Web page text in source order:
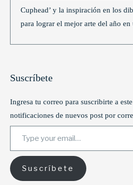
Cuphead’ y la inspiración en los
para lograr el mejor arte del año
Suscríbete
Ingresa tu correo para suscribirte a
notificaciones de nuevos post por
Type your email…
Suscríbete